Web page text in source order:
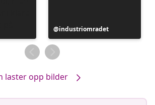
Innlegg
publisert
av
industriomradet
laster opp bilder